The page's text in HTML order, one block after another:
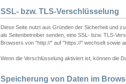
SSL- bzw. TLS-Verschlüsselung
Diese Seite nutzt aus Gründen der Sicherheit und
als Seitenbetreiber senden, eine SSL- bzw. TLS-
Browsers von "http://" auf "https://" wechselt sowie
Wenn die Verschlüsselung aktiviert ist, können die
Speicherung von Daten im